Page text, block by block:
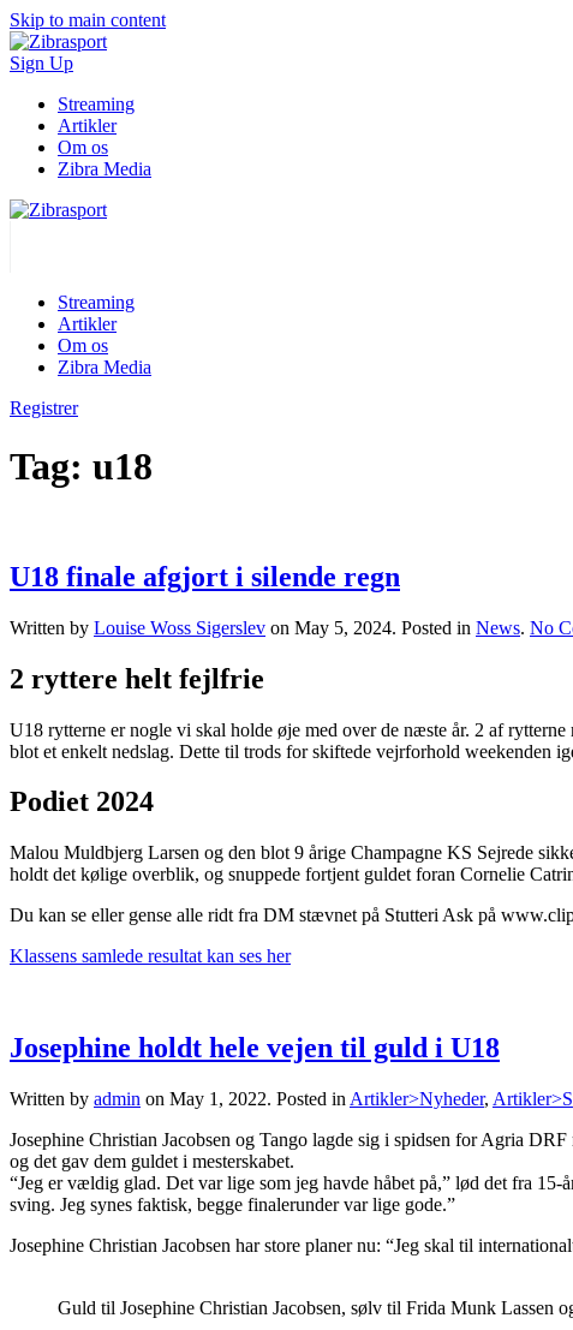
Skip to main content
Sign Up
Streaming
Artikler
Om os
Zibra Media
Streaming
Artikler
Om os
Zibra Media
Registrer
Tag: u18
U18 finale afgjort i silende regn
Written by Louise Woss Sigerslev on May 5, 2024. Posted in News. No
2 ryttere helt fejlfrie
U18 rytterne er nogle vi skal holde øje med over de næste år. 2 af
blot et enkelt nedslag. Dette til trods for skiftede vejrforhold weekenden
Podiet 2024
Malou Muldbjerg Larsen og den blot 9 årige Champagne KS Sejrede
holdt det kølige overblik, og snuppede fortjent guldet foran Cornelie
Du kan se eller gense alle ridt fra DM stævnet på Stutteri Ask på
Klassens samlede resultat kan ses her
Josephine holdt hele vejen til guld i U18
Written by admin on May 1, 2022. Posted in Artikler>Nyheder,
Josephine Christian Jacobsen og Tango lagde sig i spidsen for Agria
og det gav dem guldet i mesterskabet.
“Jeg er vældig glad. Det var lige som jeg havde håbet på,” lød det fra
sving. Jeg synes faktisk, begge finalerunder var lige gode.”
Josephine Christian Jacobsen har store planer nu: “Jeg skal til
Guld til Josephine Christian Jacobsen, sølv til Frida Munk